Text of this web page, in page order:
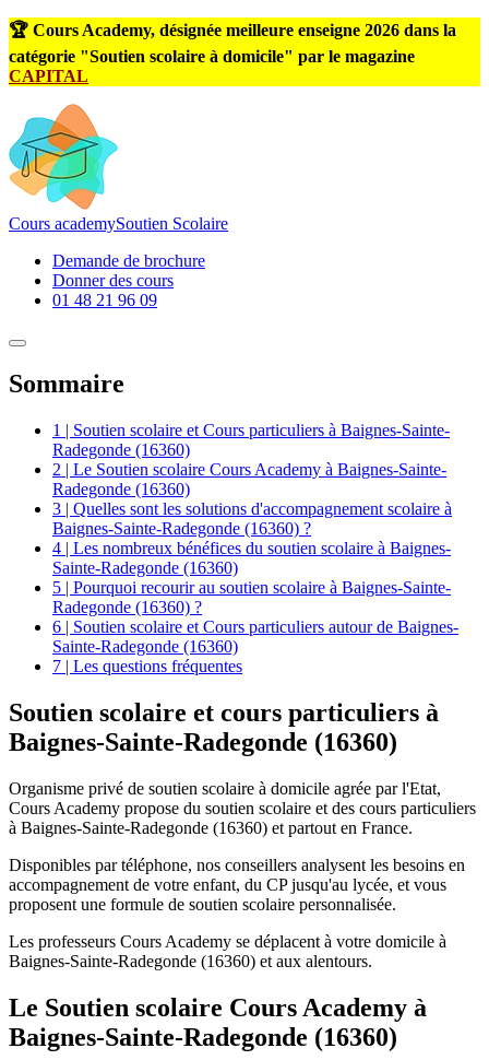
🏆 Cours Academy, désignée meilleure enseigne 2026 dans la
catégorie "Soutien scolaire à domicile" par le magazine
CAPITAL
Cours academySoutien Scolaire
Demande de brochure
Donner des cours
01 48 21 96 09
Sommaire
1 | Soutien scolaire et Cours particuliers à Baignes-Sainte-
Radegonde (16360)
2 | Le Soutien scolaire Cours Academy à Baignes-Sainte-
Radegonde (16360)
3 | Quelles sont les solutions d'accompagnement scolaire à
Baignes-Sainte-Radegonde (16360) ?
4 | Les nombreux bénéfices du soutien scolaire à Baignes-
Sainte-Radegonde (16360)
5 | Pourquoi recourir au soutien scolaire à Baignes-Sainte-
Radegonde (16360) ?
6 | Soutien scolaire et Cours particuliers autour de Baignes-
Sainte-Radegonde (16360)
7 | Les questions fréquentes
Soutien scolaire et cours particuliers à
Baignes-Sainte-Radegonde (16360)
Organisme privé de soutien scolaire à domicile agrée par l'Etat,
Cours Academy propose du soutien scolaire et des cours particuliers
à Baignes-Sainte-Radegonde (16360) et partout en France.
Disponibles par téléphone, nos conseillers analysent les besoins en
accompagnement de votre enfant, du CP jusqu'au lycée, et vous
proposent une formule de soutien scolaire personnalisée.
Les professeurs Cours Academy se déplacent à votre domicile à
Baignes-Sainte-Radegonde (16360) et aux alentours.
Le Soutien scolaire Cours Academy à
Baignes-Sainte-Radegonde (16360)